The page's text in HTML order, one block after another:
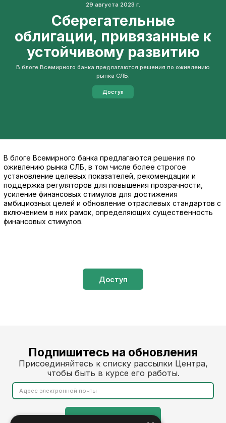
29 августа 2023 г.
Сберегательные
облигации, привязанные к
устойчивому развитию
В блоге Всемирного банка предлагаются решения по оживлению
рынка СЛБ.
Доступ
В блоге Всемирного банка предлагаются решения по
оживлению рынка СЛБ, в том числе более строгое
установление целевых показателей, рекомендации и
поддержка регуляторов для повышения прозрачности,
усиление финансовых стимулов для достижения
амбициозных целей и обновление отраслевых стандартов с
включением в них рамок, определяющих существенность
финансовых стимулов.
Доступ
Подпишитесь на обновления
Присоединяйтесь к списку рассылки Центра,
чтобы быть в курсе его работы.